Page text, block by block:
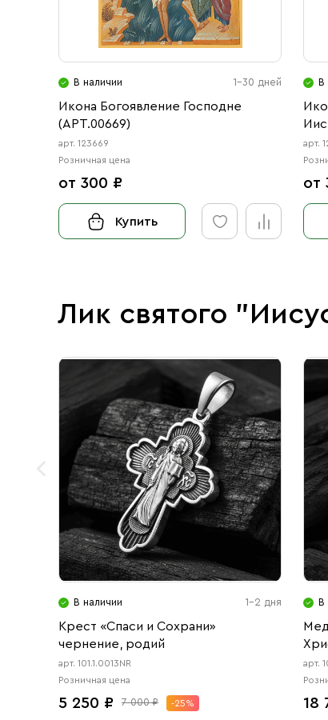
В наличии 1-30 дней
Икона Богоявление Господне
(АРТ.00669)
арт. 123669
Розничная цена
от 300 ₽
Купить
В
арт.
от
Лик святого
В наличии 1-2 дня
Крест «Спаси и Сохрани»
чернение, родий
арт. 101.1.0013NR
Розничная цена
5 250 ₽ 7 000 ₽ -25%
В
арт.
18